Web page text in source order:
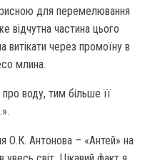
для перемелювання
відчутна частина цього
витікати через промоїну в
млина.
воду, тим більше її
О.К. Антонова – «Антей» на